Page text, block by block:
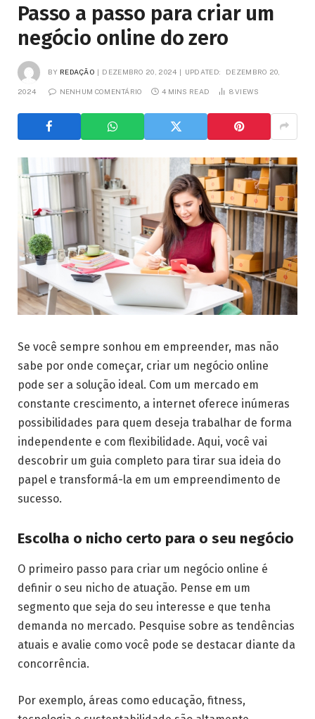
Passo a passo para criar um
negócio online do zero
BY REDAÇÃO DEZEMBRO 20, 2024 UPDATED: DEZEMBRO 20,
2024 NENHUM COMENTÁRIO 4 MINS READ 8VIEWS
Se você sempre sonhou em empreender, mas não
sabe por onde começar, criar um negócio online
pode ser a solução ideal. Com um mercado em
constante crescimento, a internet oferece inúmeras
possibilidades para quem deseja trabalhar de forma
independente e com flexibilidade. Aqui, você vai
descobrir um guia completo para tirar sua ideia do
papel e transformá-la em um empreendimento de
sucesso.
Escolha o nicho certo para o seu negócio
O primeiro passo para criar um negócio online é
definir o seu nicho de atuação. Pense em um
segmento que seja do seu interesse e que tenha
demanda no mercado. Pesquise sobre as tendências
atuais e avalie como você pode se destacar diante da
concorrência.
Por exemplo, áreas como educação, fitness,